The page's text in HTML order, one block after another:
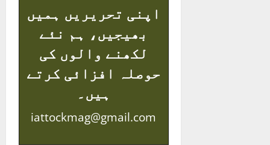
اپنی تحریریں ہمیں
بھیجیں، ہم نئے
لکھنے والوں کی
حوصلہ افزائی کرتے
ہیں۔
iattockmag@gmail.com